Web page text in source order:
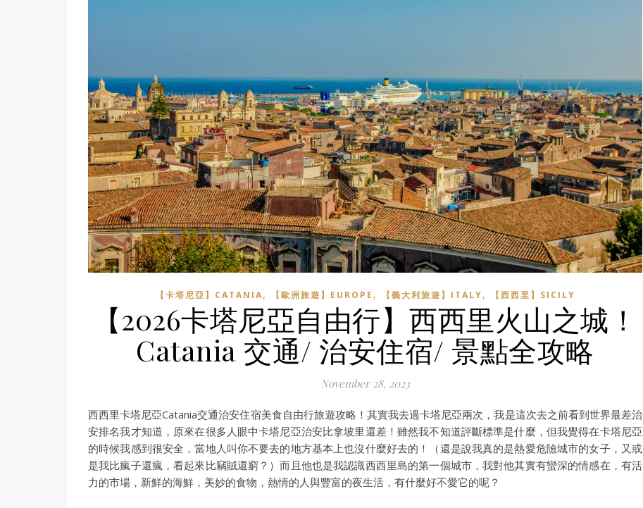
【卡塔尼亞】CATANIA, 【歐洲旅遊】EUROPE , 【義大利旅遊】ITALY, 【西西里】SICILY
【2026卡塔尼亞自由行】西西里火山之城！
Catania 交通/ 治安住宿/ 景點全攻略
November 28, 2023
西西里卡塔尼亞Catania交通治安住宿美食自由行旅遊攻略！其實我去過卡塔尼亞兩次，我是這次去之前看到世界最差治
安排名我才知道，原來在很多人眼中卡塔尼亞治安比拿坡里還差！雖然我不知道評斷標準是什麼，但我覺得在卡塔尼亞
的時候我感到很安全，當地人叫你不要去的地方基本上也沒什麼好去的！（還是說我真的是熱愛危險城市的女子，又或
是我比瘋子還瘋，看起來比竊賊還窮？）而且他也是我認識西西里島的第一個城市，我對他其實有蠻深的情感在，有活
力的市場，新鮮的海鮮，美妙的食物，熱情的人與豐富的夜生活，有什麼好不愛它的呢？